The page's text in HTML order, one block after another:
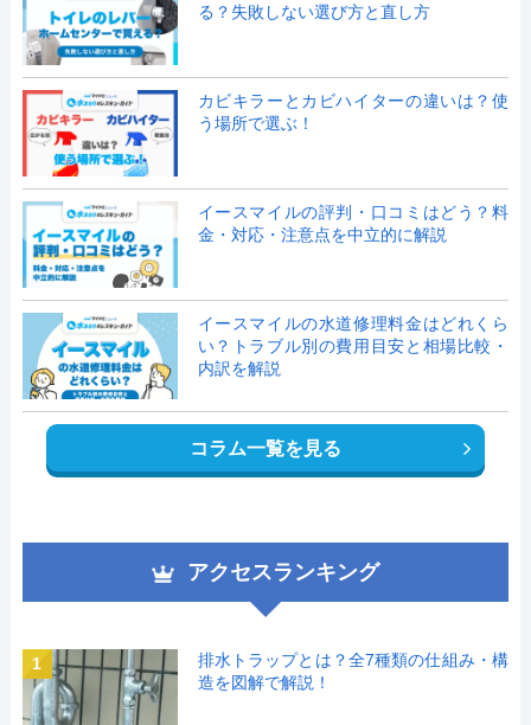
る？失敗しない選び方と直し方
カビキラーとカビハイターの違いは？使
う場所で選ぶ！
イースマイルの評判・口コミはどう？料
金・対応・注意点を中立的に解説
イースマイルの水道修理料金はどれくら
い？トラブル別の費用目安と相場比較・
内訳を解説
コラム一覧を見る
アクセスランキング
1
排水トラップとは？全7種類の仕組み・構
造を図解で解説！